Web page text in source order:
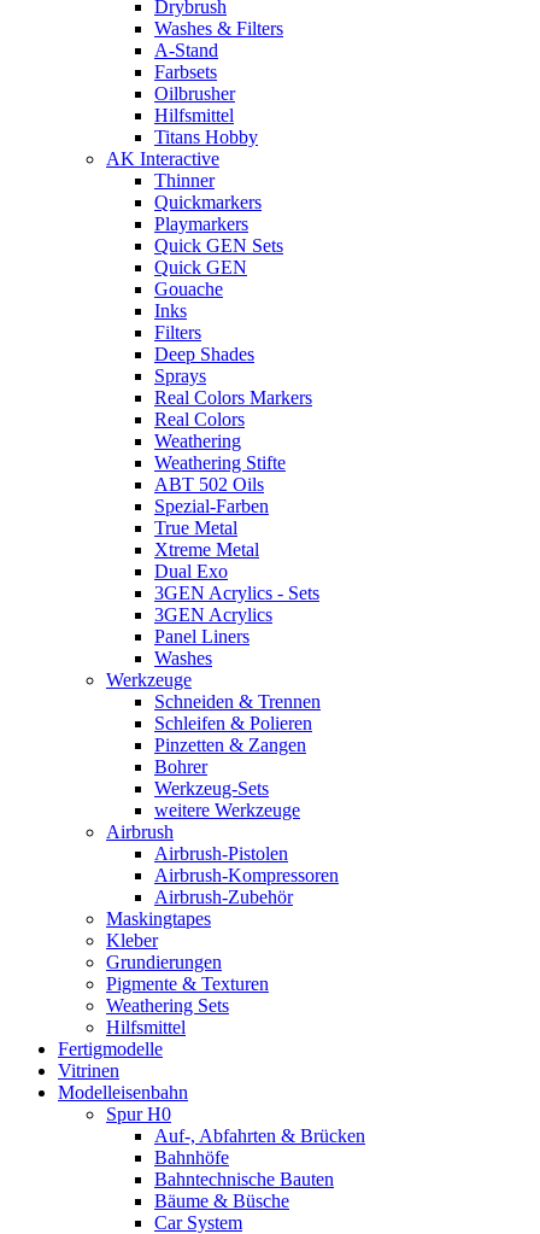
Drybrush
Washes & Filters
A-Stand
Farbsets
Oilbrusher
Hilfsmittel
Titans Hobby
AK Interactive
Thinner
Quickmarkers
Playmarkers
Quick GEN Sets
Quick GEN
Gouache
Inks
Filters
Deep Shades
Sprays
Real Colors Markers
Real Colors
Weathering
Weathering Stifte
ABT 502 Oils
Spezial-Farben
True Metal
Xtreme Metal
Dual Exo
3GEN Acrylics - Sets
3GEN Acrylics
Panel Liners
Washes
Werkzeuge
Schneiden & Trennen
Schleifen & Polieren
Pinzetten & Zangen
Bohrer
Werkzeug-Sets
weitere Werkzeuge
Airbrush
Airbrush-Pistolen
Airbrush-Kompressoren
Airbrush-Zubehör
Maskingtapes
Kleber
Grundierungen
Pigmente & Texturen
Weathering Sets
Hilfsmittel
Fertigmodelle
Vitrinen
Modelleisenbahn
Spur H0
Auf-, Abfahrten & Brücken
Bahnhöfe
Bahntechnische Bauten
Bäume & Büsche
Car System